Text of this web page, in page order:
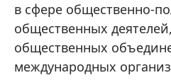
в сфере общественно-
общественных
общественных
международных